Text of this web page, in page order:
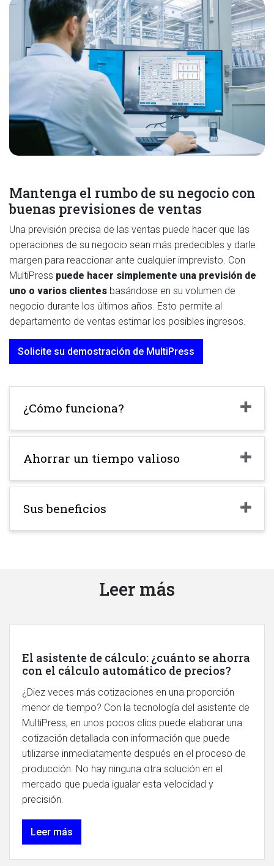
Mantenga el rumbo de su negocio con
buenas previsiones de ventas
Una previsión precisa de las ventas puede hacer que las
operaciones de su negocio sean más predecibles y darle
margen para reaccionar ante cualquier imprevisto. Con
MultiPress puede hacer simplemente una previsión de
uno o varios clientes basándose en su volumen de
negocio durante los últimos años. Esto permite al
departamento de ventas estimar los posibles ingresos.
Solicite su demostración de MultiPress
¿Cómo funciona?
Ahorrar un tiempo valioso
Sus beneficios
Leer más
El asistente de cálculo: ¿cuánto se ahorra
con el cálculo automático de precios?
¿Diez veces más cotizaciones en una proporción
menor de tiempo? Con la tecnología del asistente de
MultiPress, en unos pocos clics puede elaborar una
cotización detallada con información que puede
utilizarse inmediatamente después en el proceso de
producción. No hay ninguna otra solución en el
mercado que pueda igualar esta velocidad y
precisión.
Leer más